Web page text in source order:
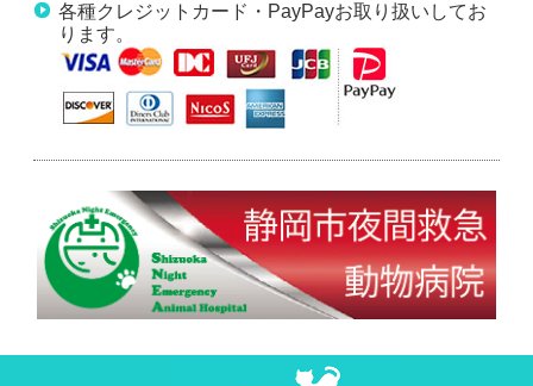
各種クレジットカード・PayPayお取り扱いしてお
ります。